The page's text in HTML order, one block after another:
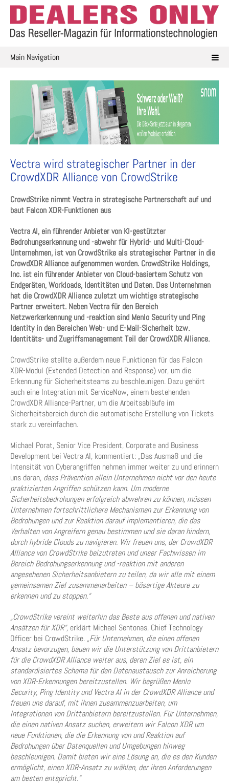
Skip
content
Main Navigation
Vectra wird strategischer Partner in der
CrowdXDR Alliance von CrowdStrike
CrowdStrike nimmt Vectra in strategische Partnerschaft auf und
baut Falcon XDR-Funktionen aus
Vectra AI, ein führender Anbieter von KI-gestützter
Bedrohungserkennung und -abwehr für Hybrid- und Multi-Cloud-
Unternehmen, ist von CrowdStrike als strategischer Partner in die
CrowdXDR Alliance aufgenommen worden. CrowdStrike Holdings,
Inc. ist ein führender Anbieter von Cloud-basiertem Schutz von
Endgeräten, Workloads, Identitäten und Daten. Das Unternehmen
hat die CrowdXDR Alliance zuletzt um wichtige strategische
Partner erweitert. Neben Vectra für den Bereich
Netzwerkerkennung und -reaktion sind Menlo Security und Ping
Identity in den Bereichen Web- und E-Mail-Sicherheit bzw.
Identitäts- und Zugriffsmanagement Teil der CrowdXDR Alliance.
CrowdStrike stellte außerdem neue Funktionen für das Falcon
XDR-Modul (Extended Detection and Response) vor, um die
Erkennung für Sicherheitsteams zu beschleunigen. Dazu gehört
auch eine Integration mit ServiceNow, einem bestehenden
CrowdXDR Alliance-Partner, um die Arbeitsabläufe im
Sicherheitsbereich durch die automatische Erstellung von Tickets
stark zu vereinfachen.
Michael Porat, Senior Vice President, Corporate and Business
Development bei Vectra AI, kommentiert: „Das Ausmaß und die
Intensität von Cyberangriffen nehmen immer weiter zu und erinnern
uns daran, dass Prävention allein Unternehmen nicht vor den heute
praktizierten Angriffen schützen kann. Um moderne
Sicherheitsbedrohungen erfolgreich abwehren zu können, müssen
Unternehmen fortschrittlichere Mechanismen zur Erkennung von
Bedrohungen und zur Reaktion darauf implementieren, die das
Verhalten von Angreifern genau bestimmen und sie daran hindern,
durch hybride Clouds zu navigieren. Wir freuen uns, der CrowdXDR
Alliance von CrowdStrike beizutreten und unser Fachwissen im
Bereich Bedrohungserkennung und -reaktion mit anderen
angesehenen Sicherheitsanbietern zu teilen, da wir alle mit einem
gemeinsamen Ziel zusammenarbeiten – bösartige Akteure zu
erkennen und zu stoppen.“
„CrowdStrike vereint weiterhin das Beste aus offenen und nativen
Ansätzen für XDR“, erklärt Michael Sentonas, Chief Technology
Officer bei CrowdStrike. „Für Unternehmen, die einen offenen
Ansatz bevorzugen, bauen wir die Unterstützung von Drittanbietern
für die CrowdXDR Alliance weiter aus, deren Ziel es ist, ein
standardisiertes Schema für den Datenaustausch zur Anreicherung
von XDR-Erkennungen bereitzustellen. Wir begrüßen Menlo
Security, Ping Identity und Vectra AI in der CrowdXDR Alliance und
freuen uns darauf, mit ihnen zusammenzuarbeiten, um
Integrationen von Drittanbietern bereitzustellen. Für Unternehmen,
die einen nativen Ansatz suchen, erweitern wir Falcon XDR um
neue Funktionen, die die Erkennung von und Reaktion auf
Bedrohungen über Datenquellen und Umgebungen hinweg
beschleunigen. Damit bieten wir eine Lösung an, die es den Kunden
ermöglicht, einen XDR-Ansatz zu wählen, der ihren Anforderungen
am besten entspricht.“